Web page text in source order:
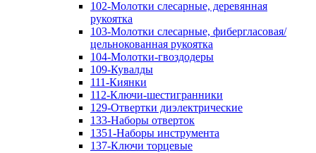
102-Молотки слесарные, деревянная
рукоятка
103-Молотки слесарные, фибергласовая/
цельнокованная рукоятка
104-Молотки-гвоздодеры
109-Кувалды
111-Киянки
112-Ключи-шестигранники
129-Отвертки диэлектрические
133-Наборы отверток
1351-Наборы инструмента
137-Ключи торцевые